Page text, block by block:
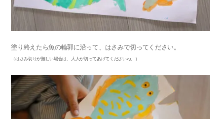
塗り終えたら魚の輪郭に沿って、はさみで切ってください。
（はさみ切りが難しい場合は、大人が切ってあげてくださいね。）